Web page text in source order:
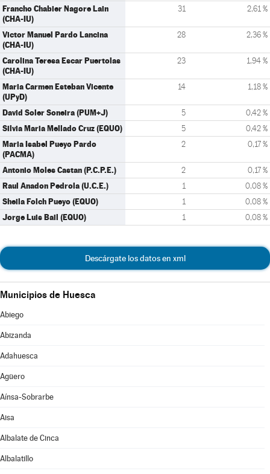
Francho Chabier Nagore Lain
(CHA-IU)
31 2,61 %
Victor Manuel Pardo Lancina
(CHA-IU)
28 2,36 %
Carolina Teresa Escar Puertolas
(CHA-IU)
23 1,94 %
Maria Carmen Esteban Vicente
(UPyD)
14 1,18 %
David Soler Soneira (PUM+J) 5 0,42 %
Silvia Maria Mellado Cruz (EQUO) 5 0,42 %
Maria Isabel Pueyo Pardo
(PACMA)
2 0,17 %
Antonio Moles Castan (P.C.P.E.) 2 0,17 %
Raul Anadon Pedrola (U.C.E.) 1 0,08 %
Sheila Folch Pueyo (EQUO) 1 0,08 %
Jorge Luis Bail (EQUO) 1 0,08 %
Descárgate los datos en xml
Municipios de Huesca
Abiego
Abizanda
Adahuesca
Agüero
Aínsa-Sobrarbe
Aisa
Albalate de Cinca
Albalatillo